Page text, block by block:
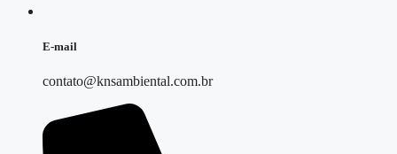
E-mail
contato@knsambiental.com.br